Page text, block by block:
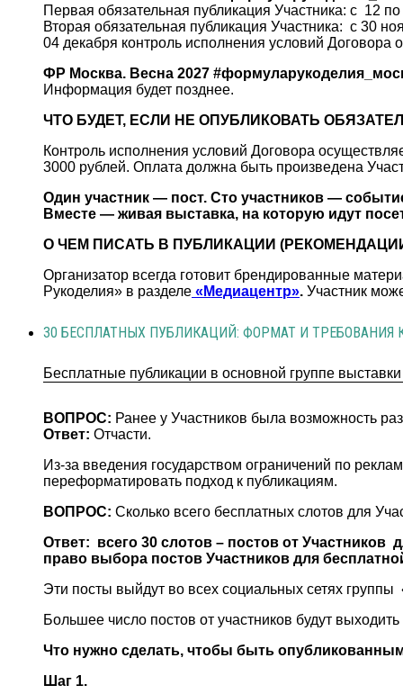
Первая обязательная публикация Участника: с 12
Вторая обязательная публикация Участника: с 30
04 декабря контроль исполнения условий Договора
ФР Москва. Весна 2027
Информация будет позднее.
ЧТО БУДЕТ, ЕСЛИ НЕ ОПУБЛИКОВАТЬ
Контроль исполнения условий Договора
3000 рублей. Оплата должна быть произведена
Один участник — пост. Сто участников —
Вместе — живая выставка, на которую идут
О ЧЕМ ПИСАТЬ В ПУБЛИКАЦИИ
Организатор всегда готовит брендированные
Рукоделия» в разделе «Медиацентр». Участник
30 БЕСПЛАТНЫХ ПУБЛИКАЦИЙ: ФОРМАТ И ТРЕБОВАНИЯ
Бесплатные публикации в основной группе выставки
ВОПРОС: Ранее у Участников была возможность
Ответ: Отчасти.
Из-за введения государством ограничений по
переформатировать подход к публикациям.
ВОПРОС: Сколько всего бесплатных слотов для
Ответ: всего 30 слотов – постов от Участников
право выбора постов Участников для
Эти посты выйдут во всех социальных сетях
Большее число постов от участников будут
Что нужно сделать, чтобы быть
Шаг 1.